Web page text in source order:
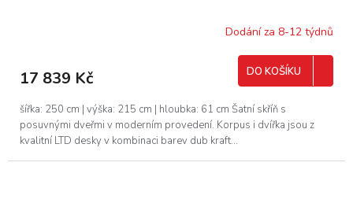
R
Dodání za 8-12 týdnů
17 839 Kč DO KOŠÍKU
šířka: 250 cm | výška: 215 cm | hloubka: 61 cm Šatní skříň s
posuvnými dveřmi v moderním provedení. Korpus i dvířka jsou z
kvalitní LTD desky v kombinaci barev dub kraft...